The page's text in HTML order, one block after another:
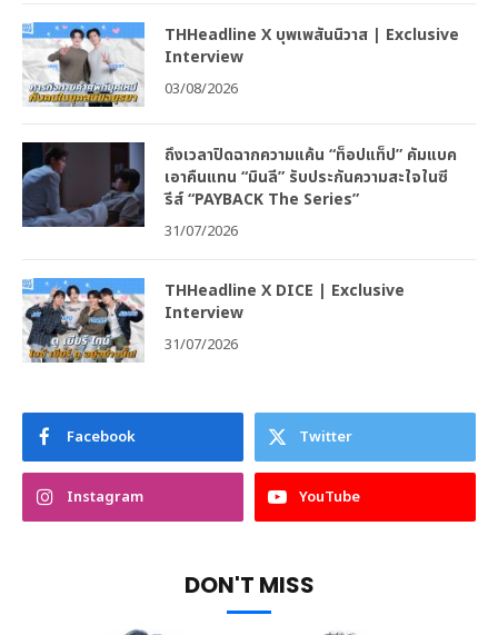
THHeadline X บุพเพสันนิวาส | Exclusive
Interview
03/08/2026
ถึงเวลาปิดฉากความแค้น “ท็อปแท็ป” คัมแบค
เอาคืนแทน “มินลี” รับประกันความสะใจในซี
รีส์ “PAYBACK The Series”
31/07/2026
THHeadline X DICE | Exclusive
Interview
31/07/2026
Facebook Twitter
Instagram YouTube
DON'T MISS